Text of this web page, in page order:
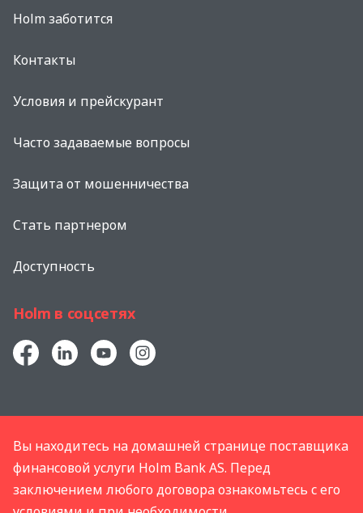
Holm заботится
Контакты
Условия и прейскурант
Часто задаваемые вопросы
Защита от мошенничества
Стать партнером
Доступность
Holm в соцсетях
Вы находитесь на домашней странице поставщика
финансовой услуги Holm Bank AS. Перед
заключением любого договора ознакомьтесь с его